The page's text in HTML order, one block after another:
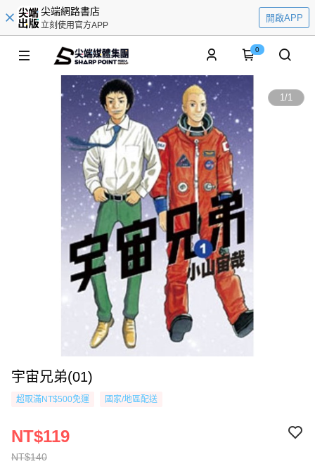
尖端網路書店
立刻使用官方APP
開啟APP
0
1/1
宇宙兄弟(01)
超取滿NT$500免運 國家/地區配送
NT$140
NT$119